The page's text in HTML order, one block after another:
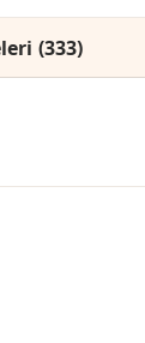
Pamuk
(333)